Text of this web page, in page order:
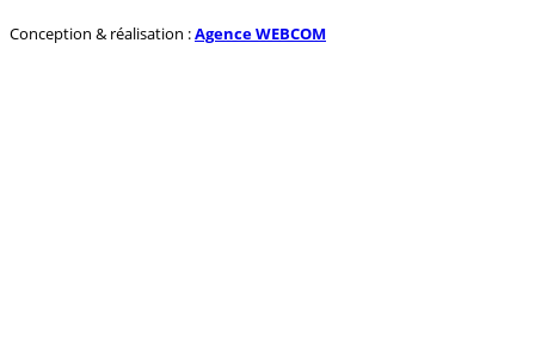
Conception & réalisation :Agence WEBCOM